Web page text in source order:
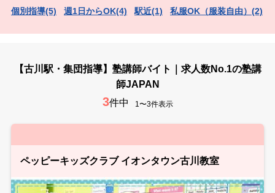
個別指導(5)
週1日からOK(4) 駅近(1) 私服OK（服装自由）(2)
【古川駅・集団指導】塾講師バイト｜求人数No.1の塾講
師JAPAN
3件中 1〜3件表示
ペッピーキッズクラブ イオンタウン古川教室